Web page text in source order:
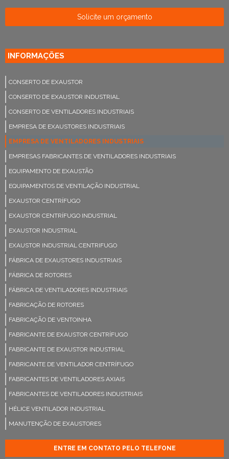
Solicite um orçamento
INFORMAÇÕES
CONSERTO DE EXAUSTOR
CONSERTO DE EXAUSTOR INDUSTRIAL
CONSERTO DE VENTILADORES INDUSTRIAIS
EMPRESA DE EXAUSTORES INDUSTRIAIS
EMPRESA DE VENTILADORES INDUSTRIAIS
EMPRESAS FABRICANTES DE VENTILADORES INDUSTRIAIS
EQUIPAMENTO DE EXAUSTÃO
EQUIPAMENTOS DE VENTILAÇÃO INDUSTRIAL
EXAUSTOR CENTRÍFUGO
EXAUSTOR CENTRÍFUGO INDUSTRIAL
EXAUSTOR INDUSTRIAL
EXAUSTOR INDUSTRIAL CENTRIFUGO
FÁBRICA DE EXAUSTORES INDUSTRIAIS
FÁBRICA DE ROTORES
FÁBRICA DE VENTILADORES INDUSTRIAIS
FABRICAÇÃO DE ROTORES
FABRICAÇÃO DE VENTOINHA
FABRICANTE DE EXAUSTOR CENTRÍFUGO
FABRICANTE DE EXAUSTOR INDUSTRIAL
FABRICANTE DE VENTILADOR CENTRÍFUGO
FABRICANTES DE VENTILADORES AXIAIS
FABRICANTES DE VENTILADORES INDUSTRIAIS
HÉLICE VENTILADOR INDUSTRIAL
MANUTENÇÃO DE EXAUSTORES
MANUTENÇÃO DE EXAUSTORES INDUSTRIAIS
ENTRE EM CONTATO PELO TELEFONE